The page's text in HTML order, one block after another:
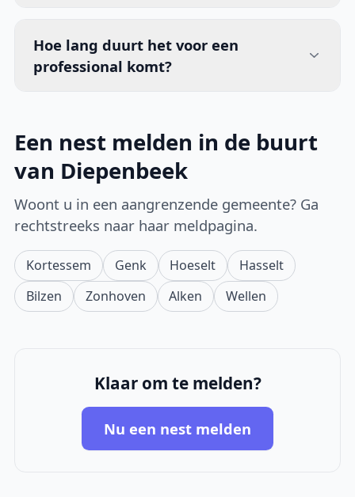
Hoe lang duurt het voor een
professional komt?
Een nest melden in de buurt
van Diepenbeek
Woont u in een aangrenzende gemeente? Ga
rechtstreeks naar haar meldpagina.
Kortessem Genk Hoeselt
Hasselt
Bilzen
Zonhoven Alken Wellen
Klaar om te melden?
Nu een nest melden